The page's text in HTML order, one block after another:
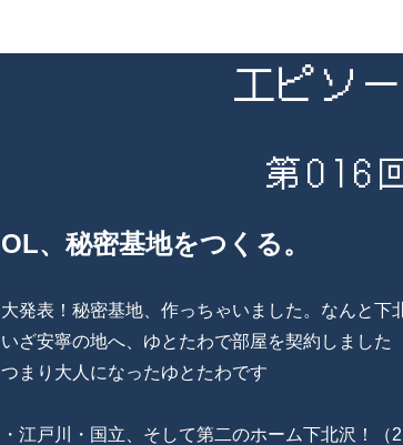
エピソ
第016
OL、秘密基地をつくる。
大発表！秘密基地、作っちゃいました。なんと下
いざ安寧の地へ、ゆとたわで部屋を契約しました
つまり大人になったゆとたわです
・江戸川・国立、そして第二のホーム下北沢！（